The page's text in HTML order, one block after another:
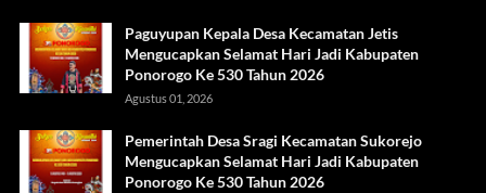
Paguyupan Kepala Desa Kecamatan Jetis
Mengucapkan Selamat Hari Jadi Kabupaten
Ponorogo Ke 530 Tahun 2026
Agustus 01, 2026
Pemerintah Desa Sragi Kecamatan Sukorejo
Mengucapkan Selamat Hari Jadi Kabupaten
Ponorogo Ke 530 Tahun 2026